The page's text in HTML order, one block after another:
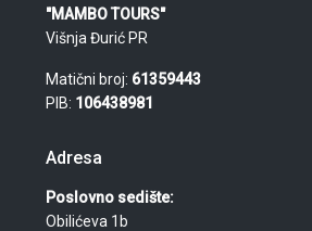
"MAMBO TOURS"
Višnja Đurić PR
Matični broj: 61359443
PIB: 106438981
Adresa
Poslovno sedište:
Obilićeva 1b